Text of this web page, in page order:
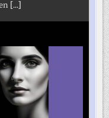
[...]